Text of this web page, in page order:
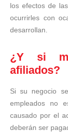
los efectos de
ocurrirles con
desarrollan.
¿Y si
afiliados?
Si su negocio
empleados no
causado por el
deberán ser